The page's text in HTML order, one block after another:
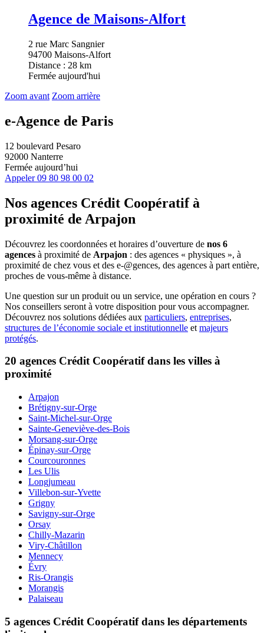
Agence de Maisons-Alfort
2 rue Marc Sangnier
94700 Maisons-Alfort
Distance : 28 km
Fermée aujourd'hui
Zoom avant Zoom arrière
e-Agence de Paris
12 boulevard Pesaro
92000 Nanterre
Fermée aujourd’hui
Appeler 09 80 98 00 02
Nos agences Crédit Coopératifà
proximité de Arpajon
Découvrez les coordonnées et horaires d’ouverture de nos 6
agences à proximité de Arpajon : des agences « physiques », à
proximité de chez vous et des e-@gences, des agences à part entière,
proches de vous-même à distance.
Une question sur un produit ou un service, une opération en cours ?
Nos conseillers seront à votre disposition pour vous accompagner.
Découvrez nos solutions dédiées aux particuliers, entreprises,
structures de l’économie sociale et institutionnelle et majeurs
protégés.
20 agences Crédit Coopératif dans les villes à
proximité
Arpajon
Brétigny-sur-Orge
Saint-Michel-sur-Orge
Sainte-Geneviève-des-Bois
Morsang-sur-Orge
Épinay-sur-Orge
Courcouronnes
Les Ulis
Longjumeau
Villebon-sur-Yvette
Grigny
Savigny-sur-Orge
Orsay
Chilly-Mazarin
Viry-Châtillon
Mennecy
Évry
Ris-Orangis
Morangis
Palaiseau
5 agences Crédit Coopératif dans les départements